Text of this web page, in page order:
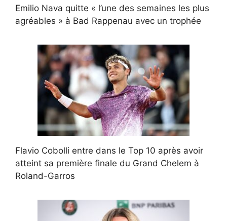
Emilio Nava quitte « l’une des semaines les plus
agréables » à Bad Rappenau avec un trophée
Flavio Cobolli entre dans le Top 10 après avoir
atteint sa première finale du Grand Chelem à
Roland-Garros